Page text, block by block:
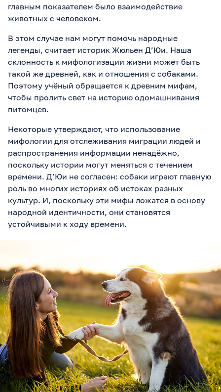
главным показателем было взаимодействие
животных с человеком.
В этом случае нам могут помочь народные
легенды, считает историк Жюльен Д’Юи. Наша
склонность к мифологизации жизни может быть
такой же древней, как и отношения с собаками.
Поэтому учёный обращается к древним мифам,
чтобы пролить свет на историю одомашнивания
питомцев.
Некоторые утверждают, что использование
мифологии для отслеживания миграции людей и
распространения информации ненадёжно,
поскольку истории могут меняться с течением
времени. Д’Юи не согласен: собаки играют главную
роль во многих историях об истоках разных
культур. И, поскольку эти мифы ложатся в основу
народной идентичности, они становятся
устойчивыми к ходу времени.